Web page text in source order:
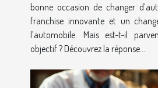
bonne occasion de changer
franchise innovante et un
l’automobile. Mais est-t-il
objectif ? Découvrez la réponse...